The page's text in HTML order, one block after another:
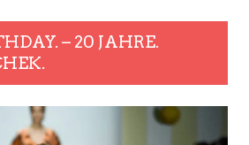
– 20 JAHRE.